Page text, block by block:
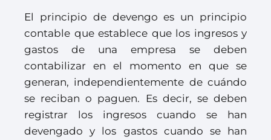
El principio de devengo es un principio
contable que establece que los ingresos y
gastos de una empresa se deben
contabilizar en el momento en que se
generan, independientemente de cuándo
se reciban o paguen. Es decir, se deben
registrar los ingresos cuando se han
devengado y los gastos cuando se han